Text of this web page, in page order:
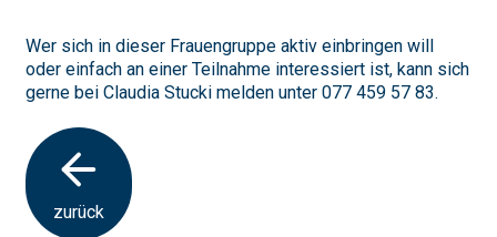
Wer sich in dieser Frauengruppe aktiv einbringen will
oder einfach an einer Teilnahme interessiert ist, kann sich
gerne bei Claudia Stucki melden unter 077 459 57 83.
zurück